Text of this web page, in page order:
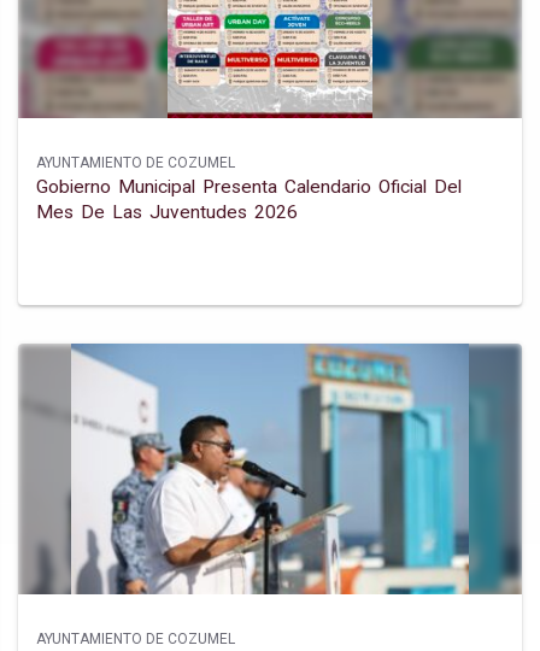
AYUNTAMIENTO DE COZUMEL
Gobierno Municipal Presenta Calendario Oficial Del
Mes De Las Juventudes 2026
AYUNTAMIENTO DE COZUMEL